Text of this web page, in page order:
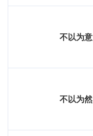
不以为意
不以为然